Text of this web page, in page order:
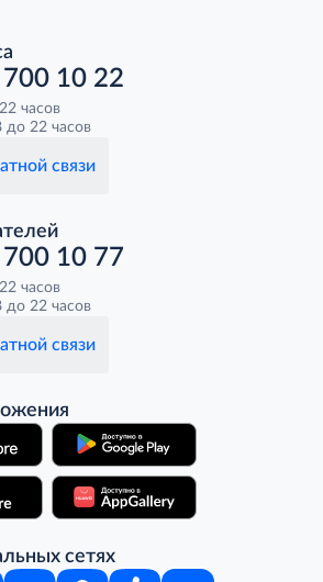
10 22
часов
до 22 часов
связи
10 77
часов
до 22 часов
связи
сетях